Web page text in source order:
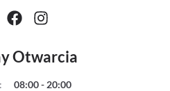
Otwarcia
08:00 - 20:00